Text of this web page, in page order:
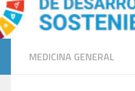
MEDICINA GENERAL